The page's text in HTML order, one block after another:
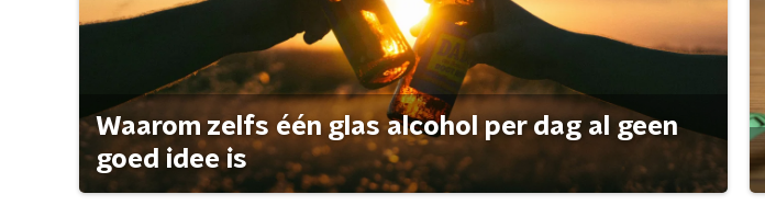
Waarom zelfs één glas alcohol per dag al geen
goed idee is